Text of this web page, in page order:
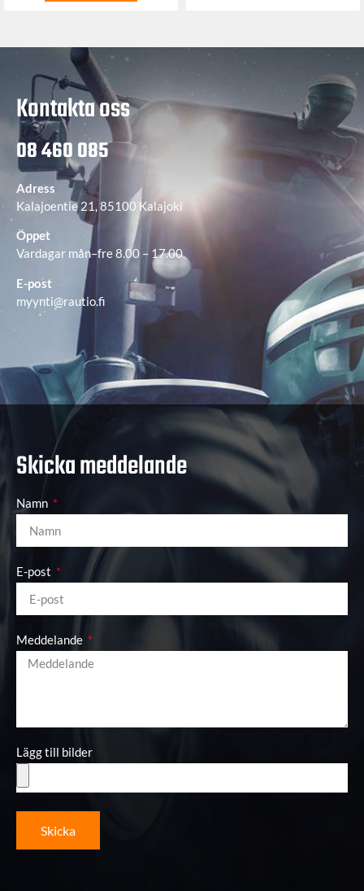
Kontakta oss
08 460 085
Adress
Kalajoentie 21, 85100 Kalajoki
Öppet
Vardagar mån–fre 8.00 – 17.00
E-post
myynti@rautio.fi
Skicka meddelande
Namn
E-post
Meddelande
Lägg till bilder
Skicka